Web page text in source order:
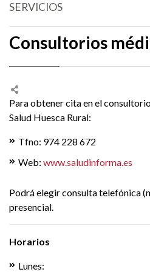
SERVICIOS
Consultorios
Para obtener cita en el
Salud Huesca Rural:
Tfno: 974 228 672
Web: www.saludinforma.es
Podrá elegir consulta telefónica
presencial.
Horarios
Lunes: